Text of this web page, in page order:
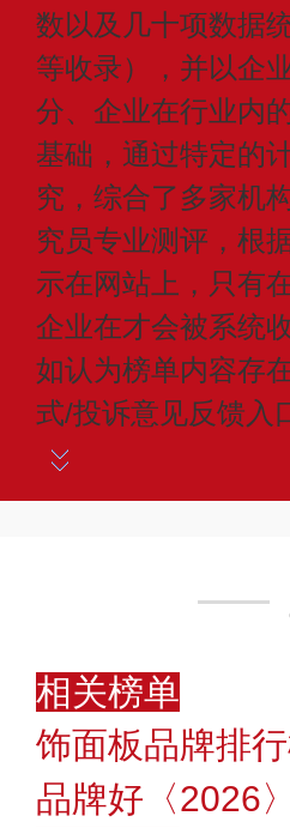
数以及几十项数据
等收录），并以企
分、企业在行业内
基础，通过特定的
究，综合了多家机
究员专业测评，根
示在网站上，只有
企业在才会被系统
如认为榜单内容存
式/投诉意见反馈入
相关榜单
饰面板品牌排
品牌好〈2026〉